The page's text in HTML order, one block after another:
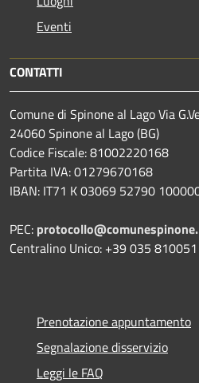
Eventi
CONTATTI
Comune di Spinone al Lago Via
24060 Spinone al Lago (BG)
Codice Fiscale: 81002220168
Partita IVA: 01279670168
IBAN: IT71 K 03069 52790
PEC:
Centralino Unico: +39 035 810051
Prenotazione appuntamento
Segnalazione disservizio
Leggi le FAQ